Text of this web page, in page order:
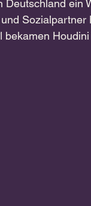
ein
Sozialpartner